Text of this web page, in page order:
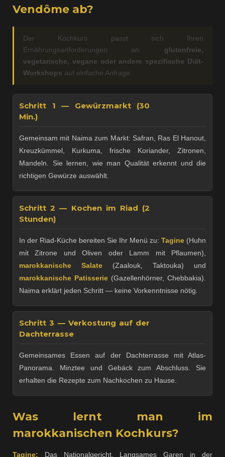
Vendôme ab?
Der Kochkurs passt sich Ihren
Ernährungsanforderungen an: glutenfreie,
vegetarische, vegane oder andere spezifische Diät-
Workshops auf einfache Anfrage.
Schritt 1 — Gewürzmarkt (30
Min.)
Gemeinsam mit Naima zum Markt: Safran, Ras El Hanout,
Kreuzkümmel, Kurkuma, frische Koriander, Zitronen,
Mandeln. Sie lernen, wie man Qualität erkennt und die
richtigen Gewürze auswählt.
Schritt 2 — Kochen im Riad (2
Stunden)
In der Riad-Küche bereiten Sie Ihr Menü zu: Tagine (Huhn
mit Zitrone und Oliven oder Lamm mit Pflaumen),
marokkanische Salate (Zaalouk, Taktouka) und
marokkanische Patisserie (Gazellenhörner, Chebbakia).
Naima erklärt jeden Schritt — keine Vorkenntnisse nötig.
Schritt 3 — Verkostung auf der
Dachterrasse
Gemeinsames Essen auf der Dachterrasse mit Atlas-
Panorama. Minztee und Gebäck zum Abschluss. Sie
erhalten die Rezepte zum Nachkochen zu Hause.
Was lernt man im
marokkanischen Kochkurs?
Tagine: Das Nationalgericht. Langsames Garen in der